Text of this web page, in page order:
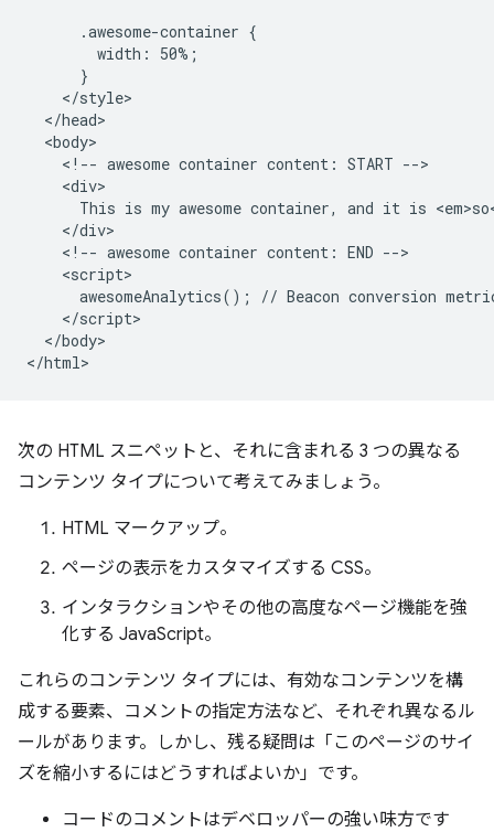
      .awesome-container {
        width: 50%;
      }
    </style>
  </head>
  <body>
    <!-- awesome container content: START -->
    <div>
This is my awesome container, and it is
    </div>
    <!-- awesome container content: END -->
    <script>
awesomeAnalytics(); // Beacon conversion
    </script>
  </body>
次の HTML スニペットと、それに含まれる 3 つの異なる
コンテンツ タイプについて考えてみましょう。
HTML マークアップ。
ページの表示をカスタマイズする CSS。
インタラクションやその他の高度なページ機能を強
化する JavaScript。
これらのコンテンツ タイプには、有効なコンテンツを構
成する要素、コメントの指定方法など、それぞれ異なるル
ールがあります。しかし、残る疑問は「このページのサイ
ズを縮小するにはどうすればよいか」です。
コードのコメントはデベロッパーの強い味方です